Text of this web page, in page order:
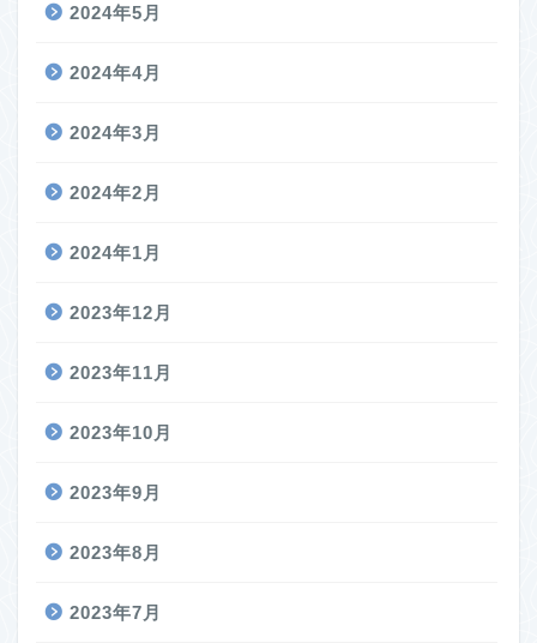
2024年5月
2024年4月
2024年3月
2024年2月
2024年1月
2023年12月
2023年11月
2023年10月
2023年9月
2023年8月
2023年7月